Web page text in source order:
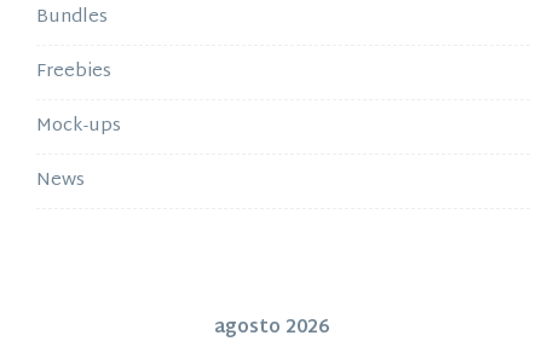
Bundles
Freebies
Mock-ups
News
agosto 2026